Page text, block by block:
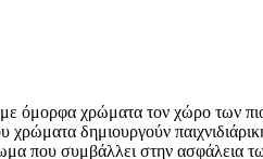
όμορφα χρώματα τον χώρο των
δημιουργούν
που συμβάλλει στην ασφάλεια